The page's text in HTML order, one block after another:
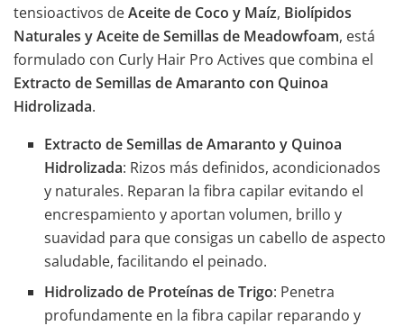
tensioactivos deAceite de Coco y Maíz, Biolípidos
Naturales y Aceite de Semillas de Meadowfoam, está
formulado con Curly Hair Pro Actives que combina el
Extracto de Semillas de Amaranto con Quinoa
Hidrolizada.
Extracto de Semillas de Amaranto y Quinoa
Hidrolizada: Rizos más definidos, acondicionados
y naturales. Reparan la fibra capilar evitando el
encrespamiento y aportan volumen, brillo y
suavidad para que consigas un cabello de aspecto
saludable, facilitando el peinado.
Hidrolizado de Proteínas de Trigo: Penetra
profundamente en la fibra capilar reparando y